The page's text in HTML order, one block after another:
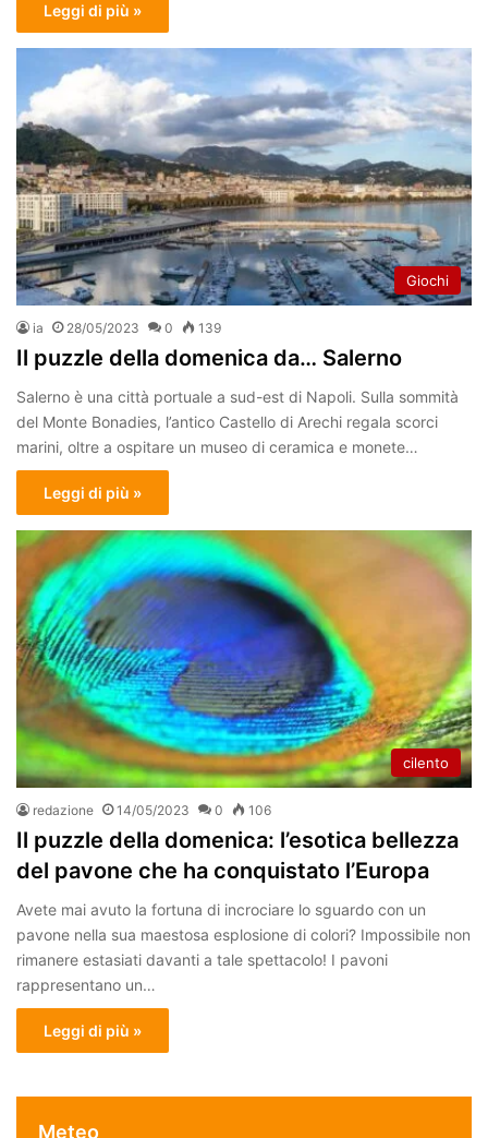
Leggi di più »
Giochi
ia 28/05/2023 0 139
Il puzzle della domenica da… Salerno
Salerno è una città portuale a sud-est di Napoli. Sulla sommità
del Monte Bonadies, l’antico Castello di Arechi regala scorci
marini, oltre a ospitare un museo di ceramica e monete…
Leggi di più »
cilento
redazione 14/05/2023 0 106
Il puzzle della domenica: l’esotica bellezza
del pavone che ha conquistato l’Europa
Avete mai avuto la fortuna di incrociare lo sguardo con un
pavone nella sua maestosa esplosione di colori? Impossibile non
rimanere estasiati davanti a tale spettacolo! I pavoni
rappresentano un…
Leggi di più »
Meteo